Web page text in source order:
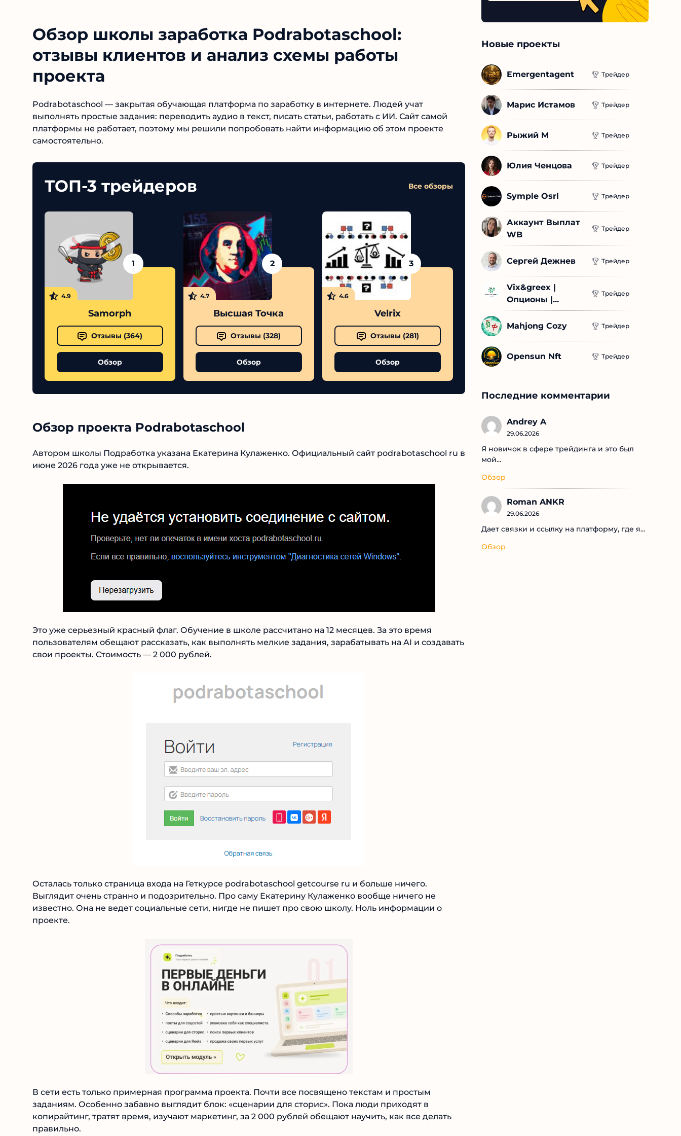
Обзор школы заработка Podrabotaschool:
отзывы клиентов и анализ схемы работы
проекта
Podrabotaschool — закрытая обучающая платформа по заработку в интернете. Людей учат
выполнять простые задания: переводить аудио в текст, писать статьи, работать с ИИ. Сайт самой
платформы не работает, поэтому мы решили попробовать найти информацию об этом проекте
самостоятельно.
ТОП-3 трейдеров Все обзоры
1
4.9
Samorph
Отзывы ( 364)
Обзор
2
4.7
Высшая Точка
Отзывы ( 328)
Обзор
4.6
Velrix
Отзывы (281)
Обзор
Обзор проекта Podrabotaschool
Автором школы Подработка указана Екатерина Кулаженко. Официальный сайт podrabotaschool ru
в июне 2026 года уже не открывается.
Это уже серьезный красный флаг. Обучение в школе рассчитано на 12 месяцев. За это время
пользователям обещают рассказать, как выполнять мелкие задания, зарабатывать на AI и
создавать свои проекты. Стоимость — 2 000 рублей.
Осталась только страница входа на Геткурсе podrabotaschool getcourse ru и больше ничего.
Выглядит очень странно и подозрительно. Про саму Екатерину Кулаженко вообще ничего не
известно. Она не ведет социальные сети, нигде не пишет про свою школу. Ноль информации о
проекте.
В сети есть только примерная программа проекта. Почти все посвящено текстам и простым
заданиям. Особенно забавно выглядит блок: «сценарии для сторис». Пока люди приходят в
копирайтинг, тратят время, изучают маркетинг, за 2 000 рублей обещают научить, как все делать
правильно.
Новые проекты
Emergentagent Трейдер
Марис Истамов Трейдер
Рыжий М Трейдер
Юлия Ченцова Трейдер
Symple Osrl Трейдер
Аккаунт Выплат
WB
Трейдер
Сергей Дежнев Трейдер
Vix&greex |
Опционы |...
Трейдер
Mahjong Cozy Трейдер
Opensun Nft Трейдер
Последние комментарии
Andrey A
29.06.2026
Я новичок в сфере трейдинга и это был
мой...
Обзор
Roman ANKR
29.06.2026
Дает связки и ссылку на платформу, где я...
Обзор
№1 В РЕЙТИНГЕ
Рекомендован
экспертами
Tehnoobzor : высокий ROI, честная
статистика и сотни довольных
Читать обзор